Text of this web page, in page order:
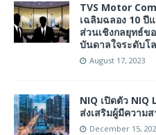
TVS Motor
เฉลิมฉลอง 10 ปี
ส่วนเชิงกลยุทธ์ข
บันดาลใจระดับโ
August 17, 2023
NIQ เปิดตัว NIQ
ส่งเสริมผู้มีความ
December 15,